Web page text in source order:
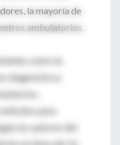
la mayoría de
ambulatorios.
sobre la
diagnósticos
para
los autores del